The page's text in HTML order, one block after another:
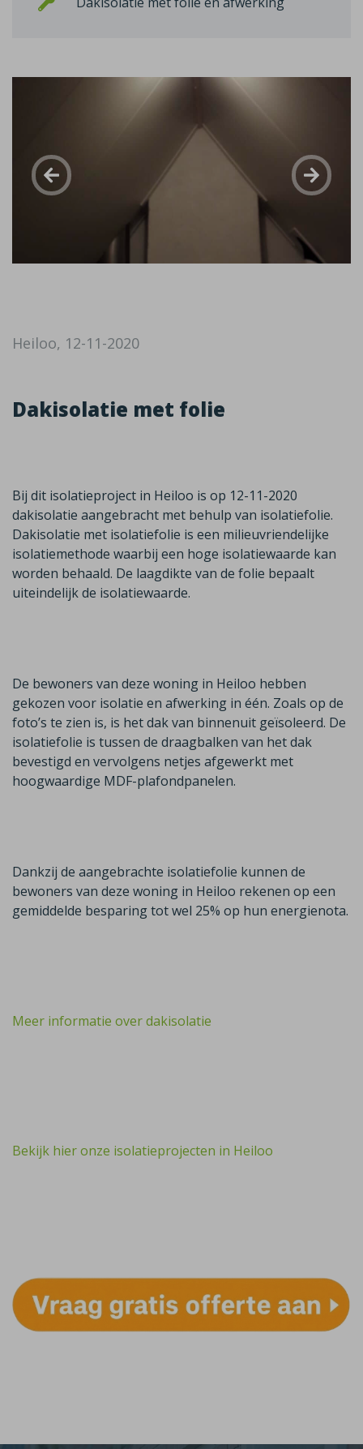
Heiloo, 12-11-2020
Dakisolatie met folie
Bij dit isolatieproject in Heiloo is op 12-11-2020
dakisolatie aangebracht met behulp van isolatiefolie.
Dakisolatie met isolatiefolie is een milieuvriendelijke
isolatiemethode waarbij een hoge isolatiewaarde kan
worden behaald. De laagdikte van de folie bepaalt
uiteindelijk de isolatiewaarde.
De bewoners van deze woning in Heiloo hebben
gekozen voor isolatie en afwerking in één. Zoals op de
foto’s te zien is, is het dak van binnenuit geïsoleerd. De
isolatiefolie is tussen de draagbalken van het dak
bevestigd en vervolgens netjes afgewerkt met
hoogwaardige MDF-plafondpanelen.
Dankzij de aangebrachte isolatiefolie kunnen de
bewoners van deze woning in Heiloo rekenen op een
gemiddelde besparing tot wel 25% op hun energienota.
Meer informatie over dakisolatie
Bekijk hier onze isolatieprojecten in Heiloo